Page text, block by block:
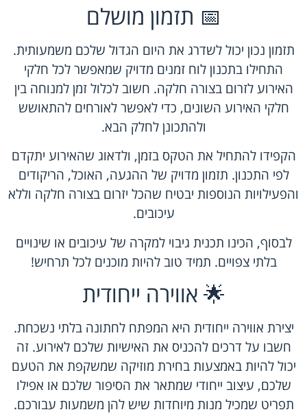
📅 תזמון מושלם
תזמון נכון יכול לשדרג את היום הגדול שלכם משמעותית.
התחילו בתכנון לוח זמנים מדויק שמאפשר לכל חלקי
האירוע לזרום בצורה חלקה. חשוב לכלול זמן למנוחה בין
חלקי האירוע השונים, כדי לאפשר לאורחים להתאושש
ולהתכונן לחלק הבא.
הקפידו להתחיל את הטקס בזמן, ולדאוג שהאירוע יתקדם
לפי התכנון. תזמון מדויק של ההגעה, האוכל, הריקודים
והפעילויות הנוספות יבטיח שהכל יזרום בצורה חלקה וללא
עיכובים.
לבסוף, הכינו תכנית גיבוי למקרה של עיכובים או שינויים
בלתי צפויים. תמיד טוב להיות מוכנים לכל תרחיש!
🌟 אווירה ייחודית
יצירת אווירה ייחודית היא המפתח לחתונה בלתי נשכחת.
חשבו על דרכים להכניס את האישיות שלכם לאירוע. זה
יכול להיות באמצעות בחירת מוזיקה שמשקפת את הטעם
שלכם, עיצוב ייחודי שמתאר את הסיפור שלכם או אפילו
תפריט שמכיל מנות מיוחדות שיש להן משמעות עבורכם.